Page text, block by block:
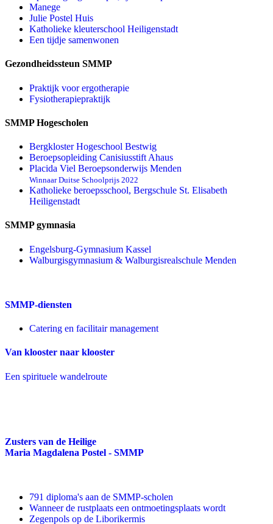
Manege
Julie Postel Huis
Katholieke kleuterschool Heiligenstadt
Een tijdje samenwonen
Gezondheidssteun SMMP
Praktijk voor ergotherapie
Fysiotherapiepraktijk
SMMP Hogescholen
Bergkloster Hogeschool Bestwig
Beroepsopleiding Canisiusstift Ahaus
Placida Viel Beroepsonderwijs Menden
Winnaar Duitse Schoolprijs 2022
Katholieke beroepsschool, Bergschule St. Elisabeth
Heiligenstadt
SMMP gymnasia
Engelsburg-Gymnasium Kassel
Walburgisgymnasium & Walburgisrealschule Menden
SMMP-diensten
Catering en facilitair management
Van klooster naar klooster
Een spirituele wandelroute
Zusters van de Heilige
Maria Magdalena Postel - SMMP
791 diploma's aan de SMMP-scholen
Wanneer de rustplaats een ontmoetingsplaats wordt
Zegenpols op de Liborikermis